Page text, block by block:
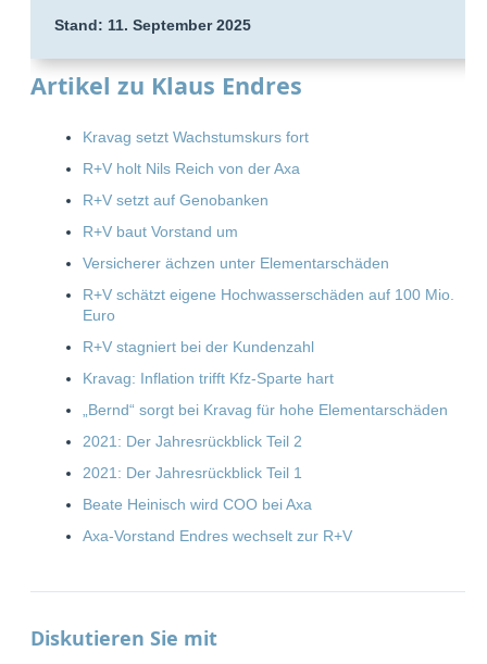
Stand: 11. September 2025
Artikel zu Klaus Endres
Kravag setzt Wachstumskurs fort
R+V holt Nils Reich von der Axa
R+V setzt auf Genobanken
R+V baut Vorstand um
Versicherer ächzen unter Elementarschäden
R+V schätzt eigene Hochwasserschäden auf 100 Mio.
Euro
R+V stagniert bei der Kundenzahl
Kravag: Inflation trifft Kfz-Sparte hart
„Bernd“ sorgt bei Kravag für hohe Elementarschäden
2021: Der Jahresrückblick Teil 2
2021: Der Jahresrückblick Teil 1
Beate Heinisch wird COO bei Axa
Axa-Vorstand Endres wechselt zur R+V
Diskutieren Sie mit